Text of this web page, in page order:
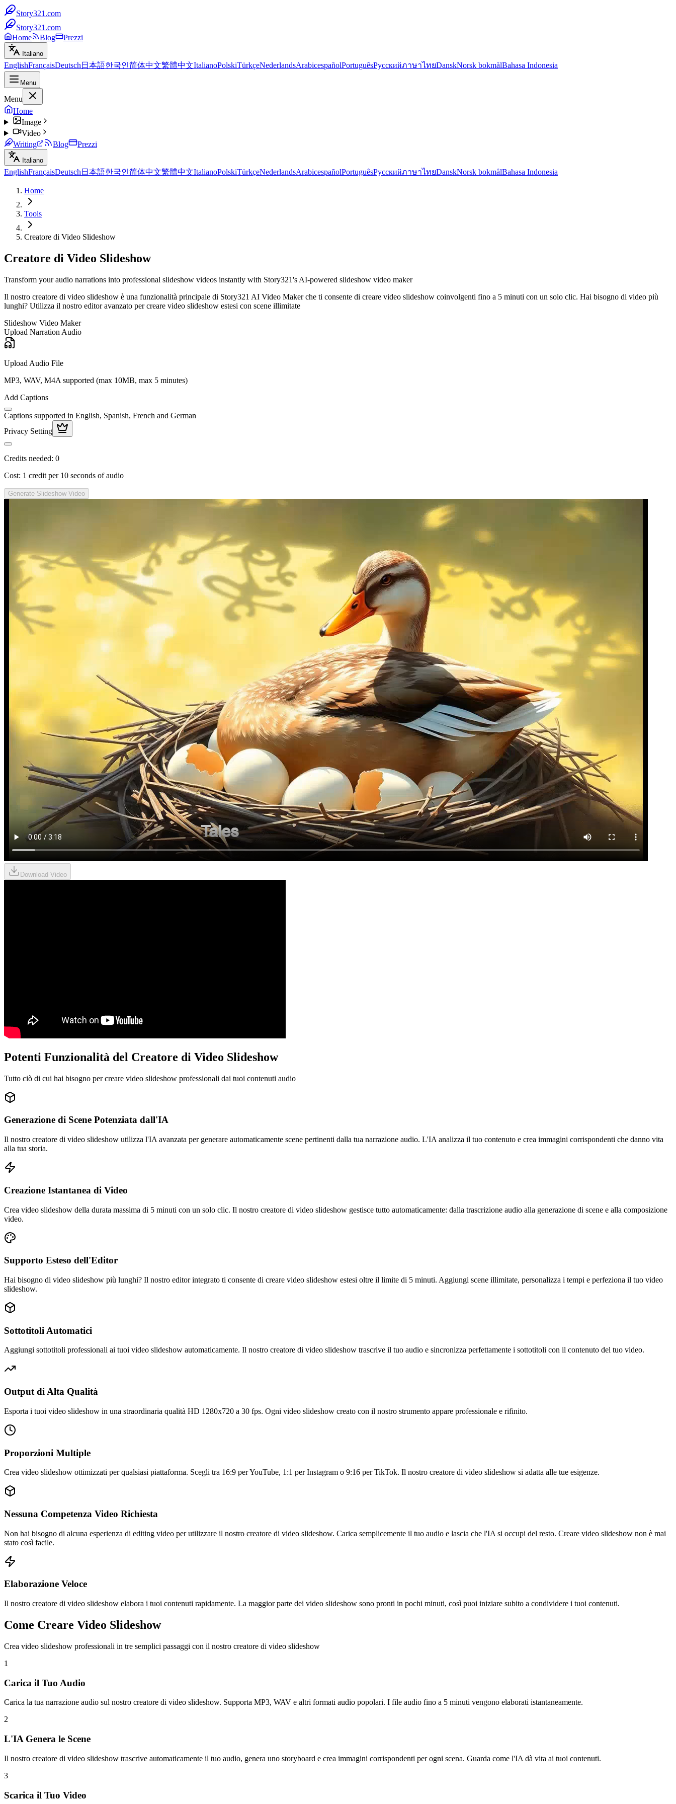
Story321.com
Story321.com
Home
Blog Prezzi
Italiano
EnglishFrançaisDeutsch 日本語한국인简体中文繁體中文ItalianoPolskiTürkçeNederlandsArabicespañolPortuguêsРусскийภาษาไทยDanskNorsk bokmålBahasa Indonesia
Menu
Menu
Home
Image
Video
Writing
Blog Prezzi
Italiano
EnglishFrançaisDeutsch 日本語한국인简体中文繁體中文ItalianoPolskiTürkçeNederlandsArabicespañolPortuguêsРусскийภาษาไทยDanskNorsk bokmålBahasa Indonesia
Home
Tools
Creatore di Video Slideshow
Creatore di Video Slideshow
Transform your audio narrations into professional slideshow videos instantly with Story321's AI-powered slideshow video maker
Il nostro creatore di video slideshow è una funzionalità principale di Story321 AI Video Maker che ti consente di creare video slideshow coinvolgenti fino a 5 minuti con un solo clic. Hai bisogno di video più
lunghi? Utilizza il nostro editor avanzato per creare video slideshow estesi con scene illimitate
Slideshow Video Maker
Upload Narration Audio
Upload Audio File
MP3, WAV, M4A supported (max 10MB, max 5 minutes)
Add Captions
Captions supported in English, Spanish, French and German
Privacy Setting
Credits needed: 0
Cost: 1 credit per 10 seconds of audio
Generate Slideshow Video
Download Video
Potenti Funzionalità del Creatore di Video Slideshow
Tutto ciò di cui hai bisogno per creare video slideshow professionali dai tuoi contenuti audio
Generazione di Scene Potenziata dall'IA
Il nostro creatore di video slideshow utilizza l'IA avanzata per generare automaticamente scene pertinenti dalla tua narrazione audio. L'IA analizza il tuo contenuto e crea immagini corrispondenti che danno vita
alla tua storia.
Creazione Istantanea di Video
Crea video slideshow della durata massima di 5 minuti con un solo clic. Il nostro creatore di video slideshow gestisce tutto automaticamente: dalla trascrizione audio alla generazione di scene e alla composizione
video.
Supporto Esteso dell'Editor
Hai bisogno di video slideshow più lunghi? Il nostro editor integrato ti consente di creare video slideshow estesi oltre il limite di 5 minuti. Aggiungi scene illimitate, personalizza i tempi e perfeziona il tuo video
slideshow.
Sottotitoli Automatici
Aggiungi sottotitoli professionali ai tuoi video slideshow automaticamente. Il nostro creatore di video slideshow trascrive il tuo audio e sincronizza perfettamente i sottotitoli con il contenuto del tuo video.
Output di Alta Qualità
Esporta i tuoi video slideshow in una straordinaria qualità HD 1280x720 a 30 fps. Ogni video slideshow creato con il nostro strumento appare professionale e rifinito.
Proporzioni Multiple
Crea video slideshow ottimizzati per qualsiasi piattaforma. Scegli tra 16:9 per YouTube, 1:1 per Instagram o 9:16 per TikTok. Il nostro creatore di video slideshow si adatta alle tue esigenze.
Nessuna Competenza Video Richiesta
Non hai bisogno di alcuna esperienza di editing video per utilizzare il nostro creatore di video slideshow. Carica semplicemente il tuo audio e lascia che l'IA si occupi del resto. Creare video slideshow non è mai
stato così facile.
Elaborazione Veloce
Il nostro creatore di video slideshow elabora i tuoi contenuti rapidamente. La maggior parte dei video slideshow sono pronti in pochi minuti, così puoi iniziare subito a condividere i tuoi contenuti.
Come Creare Video Slideshow
Crea video slideshow professionali in tre semplici passaggi con il nostro creatore di video slideshow
1
Carica il Tuo Audio
Carica la tua narrazione audio sul nostro creatore di video slideshow. Supporta MP3, WAV e altri formati audio popolari. I file audio fino a 5 minuti vengono elaborati istantaneamente.
2
L'IA Genera le Scene
Il nostro creatore di video slideshow trascrive automaticamente il tuo audio, genera uno storyboard e crea immagini corrispondenti per ogni scena. Guarda come l'IA dà vita ai tuoi contenuti.
3
Scarica il Tuo Video